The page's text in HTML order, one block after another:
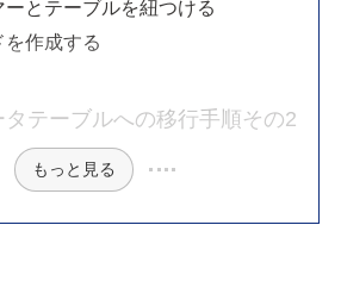
とテーブルを紐つける
作成する
タテーブルへの移行手順その2
もっと見る